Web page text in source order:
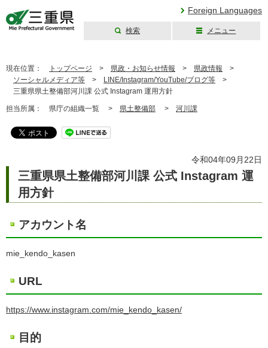
Foreign Languages
検索 メニュー
現在位置： トップページ > 県政・お知らせ情報 > 県政情報 >
ソーシャルメディア等 > LINE/Instagram/YouTube/ブログ等 >
三重県県土整備部河川課 公式 Instagram 運用方針
担当所属： 県庁の組織一覧 > 県土整備部 > 河川課
令和04年09月22日
三重県県土整備部河川課 公式 Instagram 運
用方針
アカウント名
mie_kendo_kasen
URL
https://www.instagram.com/mie_kendo_kasen/
目的